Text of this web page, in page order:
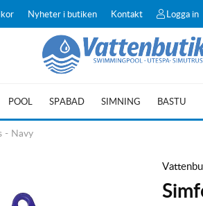
Nyheter i butiken Kontakt Logga in
POOL SPABAD SIMNING BASTU
- Navy